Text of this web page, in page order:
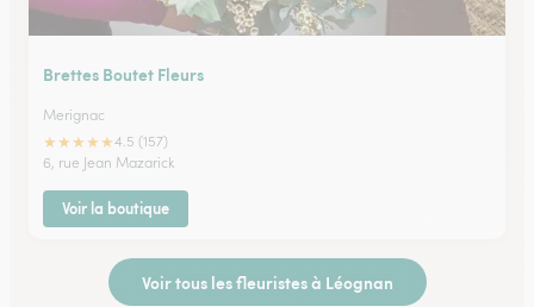
Brettes Boutet Fleurs
Merignac
★★★★★4.5 (157)
6, rue Jean Mazarick
Voir la boutique
Voir tous les fleuristes à Léognan